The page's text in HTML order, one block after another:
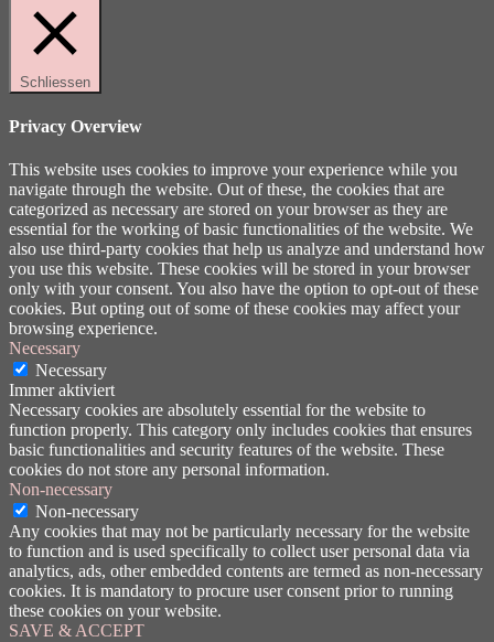
Schliessen
Privacy Overview
This website uses cookies to improve your experience while you
navigate through the website. Out of these, the cookies that are
categorized as necessary are stored on your browser as they are
essential for the working of basic functionalities of the website. We
also use third-party cookies that help us analyze and understand how
you use this website. These cookies will be stored in your browser
only with your consent. You also have the option to opt-out of these
cookies. But opting out of some of these cookies may affect your
browsing experience.
Necessary
Necessary
Immer aktiviert
Necessary cookies are absolutely essential for the website to
function properly. This category only includes cookies that ensures
basic functionalities and security features of the website. These
cookies do not store any personal information.
Non-necessary
Non-necessary
Any cookies that may not be particularly necessary for the website
to function and is used specifically to collect user personal data via
analytics, ads, other embedded contents are termed as non-necessary
cookies. It is mandatory to procure user consent prior to running
these cookies on your website.
SAVE & ACCEPT